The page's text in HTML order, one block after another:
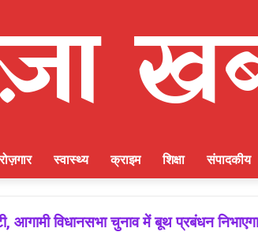
रोज़गार स्वास्थ्य क्राइम शिक्षा संपादकीय
आगामी विधानसभा चुनाव में बूथ प्रबंधन